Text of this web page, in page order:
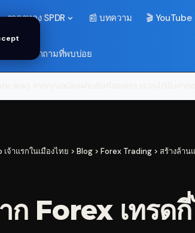
ราคาทอง SPDR 📰 บทความ 🎬 YouTube
❓ คำถามที่พบบ่อย
จ้าแรกในเมืองไทย > Blog > Forex Trading > สร้างล้าน
ก Forex เทรด